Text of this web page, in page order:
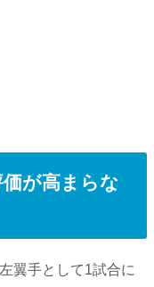
が高まらな
翼手として1試合に